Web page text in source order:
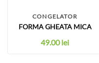
CONGELATOR
FORMA GHEATA MICA
49.00lei